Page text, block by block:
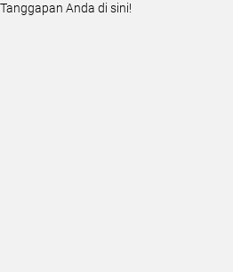
Tanggapan Anda di sini!